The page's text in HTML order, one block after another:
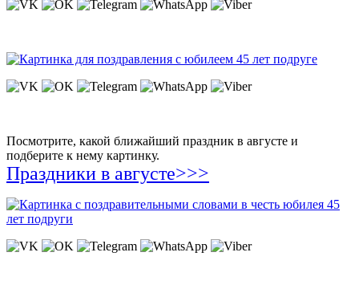
Посмотрите, какой ближайший праздник в августе и
подберите к нему картинку.
Праздники в августе>>>